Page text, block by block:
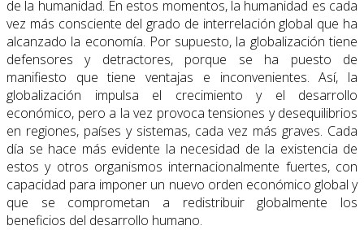
de la humanidad. En estos momentos, la humanidad es cada
vez más consciente del grado de interrelación global que ha
alcanzado la economía. Por supuesto, la globalización tiene
defensores y detractores, porque se ha puesto de
manifiesto que tiene ventajas e inconvenientes. Así, la
globalización impulsa el crecimiento y el desarrollo
económico, pero a la vez provoca tensiones y desequilibrios
en regiones, países y sistemas, cada vez más graves. Cada
día se hace más evidente la necesidad de la existencia de
estos y otros organismos internacio­nalmente fuertes, con
capacidad para imponer un nuevo orden económico global y
que se comprometan a redistribuir globalmente los
beneficios del desarrollo humano.